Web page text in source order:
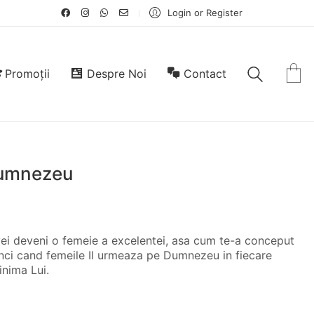
Login or Register
Promoții Despre Noi Contact
deveni o femeie a excelentei, asa cum te-a conceput
cand femeile Il urmeaza pe Dumnezeu in fiecare
Lui.